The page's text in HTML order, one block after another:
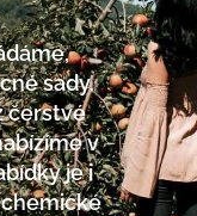
sady.
čerstvé
v
je i